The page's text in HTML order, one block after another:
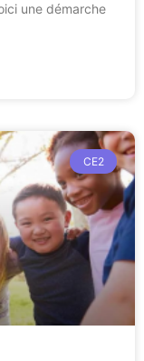
une démarche
CE2